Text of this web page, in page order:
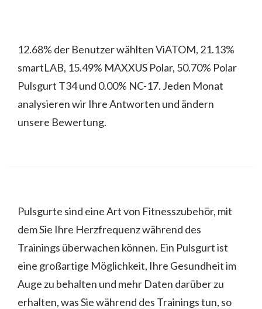
12.68% der Benutzer wählten ViATOM, 21.13%
smartLAB, 15.49% MAXXUS Polar, 50.70% Polar
Pulsgurt T34 und 0.00% NC-17. Jeden Monat
analysieren wir Ihre Antworten und ändern
unsere Bewertung.
Pulsgurte sind eine Art von Fitnesszubehör, mit
dem Sie Ihre Herzfrequenz während des
Trainings überwachen können. Ein Pulsgurt ist
eine großartige Möglichkeit, Ihre Gesundheit im
Auge zu behalten und mehr Daten darüber zu
erhalten, was Sie während des Trainings tun, so